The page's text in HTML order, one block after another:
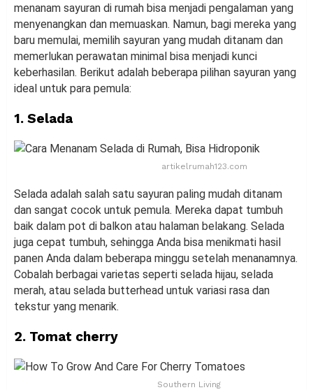
menanam sayuran di rumah bisa menjadi pengalaman yang
menyenangkan dan memuaskan. Namun, bagi mereka yang
baru memulai, memilih sayuran yang mudah ditanam dan
memerlukan perawatan minimal bisa menjadi kunci
keberhasilan. Berikut adalah beberapa pilihan sayuran yang
ideal untuk para pemula:
1. Selada
artikelrumah123.com
Selada adalah salah satu sayuran paling mudah ditanam
dan sangat cocok untuk pemula. Mereka dapat tumbuh
baik dalam pot di balkon atau halaman belakang. Selada
juga cepat tumbuh, sehingga Anda bisa menikmati hasil
panen Anda dalam beberapa minggu setelah menanamnya.
Cobalah berbagai varietas seperti selada hijau, selada
merah, atau selada butterhead untuk variasi rasa dan
tekstur yang menarik.
2. Tomat cherry
Southern Living